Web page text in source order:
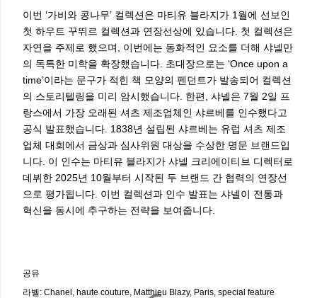
이번 ‘가비와 콩나무’ 컬렉션은 마티유 블라지가 1월에 선보인
첫 하우트 꾸뛰르 컬렉션과 연장선상에 있습니다. 첫 컬렉션은
자연을 주제로 했으며, 이번에는 동화적인 요소를 더해 샤넬만
의 독특한 미학을 확장했습니다. 초대장으로는 ‘Once upon a
time’이라는 문구가 적힌 책 모양의 펜던트가 발송되어 컬렉션
의 스토리텔링을 미리 암시했습니다. 한편, 샤넬은 7월 2일 프
랑스에서 가장 오래된 셔츠 제조업체인 샤르베를 인수했다고
공식 발표했습니다. 1838년 설립된 샤르베는 유럽 셔츠 제조
업체 대회에서 금상과 심사위원 대상을 수상한 명문 브랜드입
니다. 이 인수는 마티유 블라지가 샤넬 크리에이티브 디렉터로
데뷔한 2025년 10월부터 시작된 두 브랜드 간 협력의 연장선
으로 평가됩니다. 이번 컬렉션과 인수 발표는 샤넬이 전통과
혁신을 동시에 추구하는 전략을 보여줍니다.
공유
라벨: Chanel haute couture Matthieu Blazy Paris special feature